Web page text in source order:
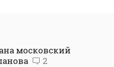
московский
2